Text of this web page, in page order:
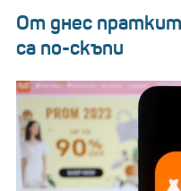
От днес
са по-скъпи